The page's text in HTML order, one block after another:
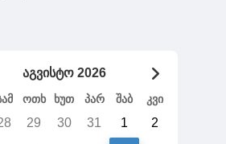
აგვისტო 2026
ოთხ ხუთ პარ შაბ კვი
29 30 31 1 2